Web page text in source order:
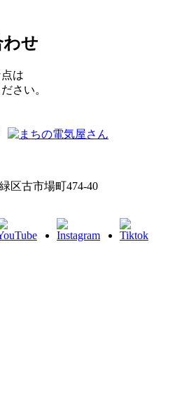
せ
は
さい。
区古市場町474-40